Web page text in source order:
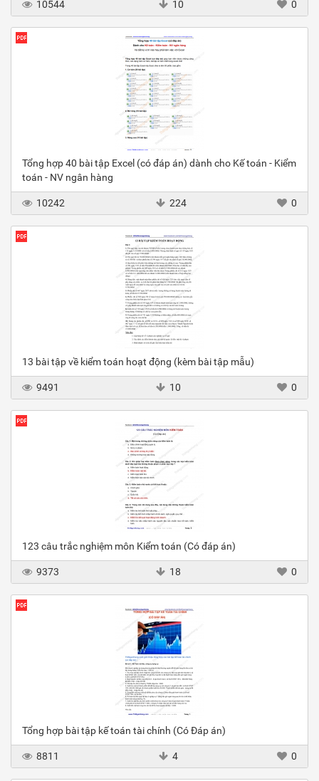
10544 10 0
Tổng hợp 40 bài tập Excel (có đáp án) dành cho Kế toán - Kiểm
toán - NV ngân hàng
10242 224 0
13 bài tập về kiểm toán hoạt động (kèm bài tập mẫu)
9491 10 0
123 câu trắc nghiệm môn Kiểm toán (Có đáp án)
9373 18 0
Tổng hợp bài tập kế toán tài chính (Có Đáp án)
8811 4 0